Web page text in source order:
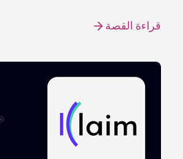
قراءة القصة